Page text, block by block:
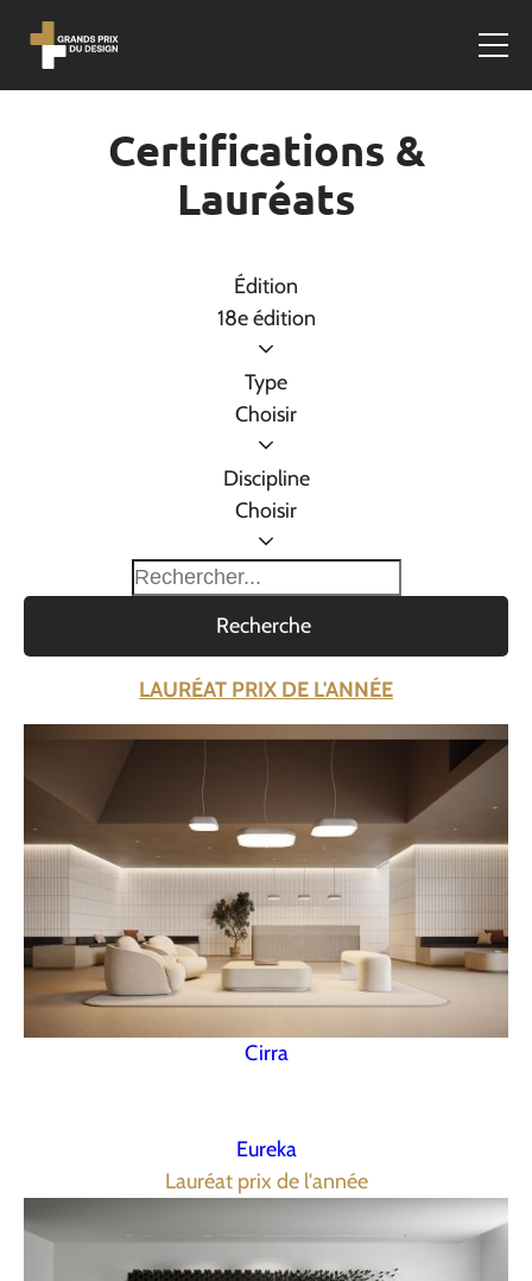
Certifications &
Lauréats
Édition
18e édition
Type
Choisir
Discipline
Choisir
Recherche
LAURÉAT PRIX DE L'ANNÉE
Cirra
Eureka
Lauréat prix de l'année